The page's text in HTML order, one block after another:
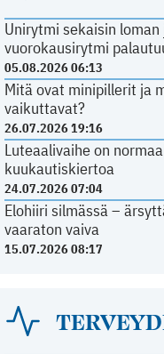
Unirytmi sekaisin
vuorokausirytmi
05.08.2026 06:13
Mitä ovat minipillerit ja
vaikuttavat?
26.07.2026 19:16
Luteaalivaihe on
kuukautiskiertoa
24.07.2026 07:04
Elohiiri silmässä –
vaaraton vaiva
15.07.2026 08:17